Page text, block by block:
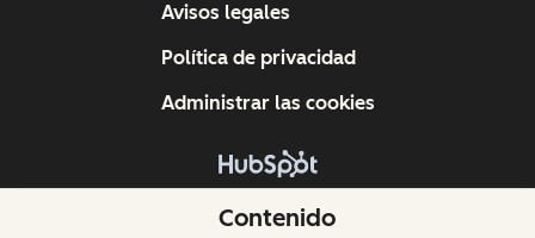
Contenido
Copyright © 2026 HubSpot, Inc.
Avisos legales
Política de privacidad
Administrar las cookies